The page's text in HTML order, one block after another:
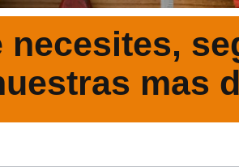
necesites,
mas